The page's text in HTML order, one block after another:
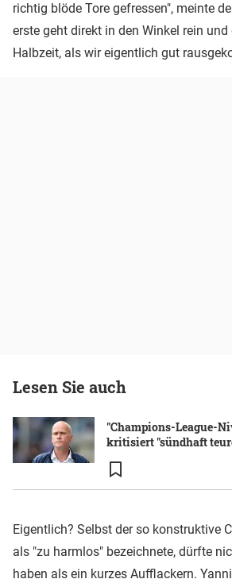
richtig blöde Tore gefressen", meinte
erste geht direkt in den Winkel rein
Halbzeit, als wir eigentlich gut
Lesen Sie auch
"Champions-League-
kritisiert "sündhaft
Eigentlich? Selbst der so konstruktive
als "zu harmlos" bezeichnete, dürfte
haben als ein kurzes Aufflackern.